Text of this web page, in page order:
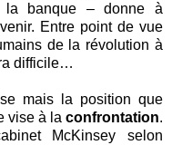
la banque – donne à
Entre point de vue
de la révolution à
difficile…
mais la position que
vise à la confrontation.
McKinsey selon